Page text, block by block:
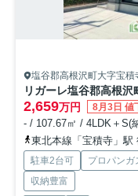
塩谷郡高根沢町大字宝積
リガーレ塩谷郡高根沢
2,659万円 8月3日 値
- / 107.67㎡ / 4LDK＋S(
東北本線「宝積寺」駅
駐車2台可 プロパンガ
収納豊富